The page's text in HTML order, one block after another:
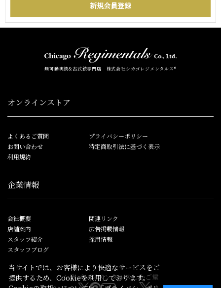
無可動実銃&古式銃専門店 株式会社シカゴレジメンタルス®
オンラインストア
よくあるご質問
お問い合わせ
利用規約
プライバシーポリシー
特定商取引法に基づく表示
企業情報
会社概要
店舗案内
スタッフ紹介
スタッフブログ
関連リンク
広告掲載情報
採用情報
シカゴレジメンタルスしかご堂
当サイトでは、お客様により快適なサービスをご
提供するため、Cookieを利用しております。